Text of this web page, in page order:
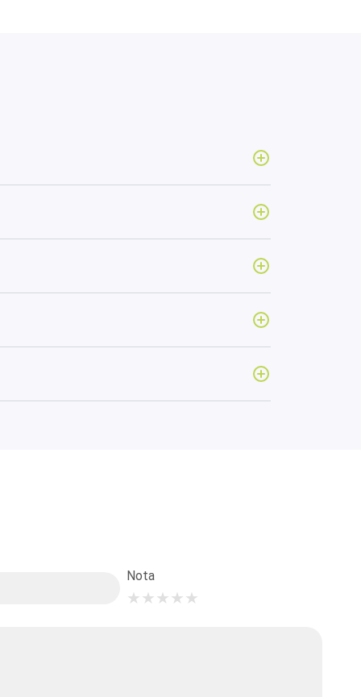
Nota
★
★
★
★
★